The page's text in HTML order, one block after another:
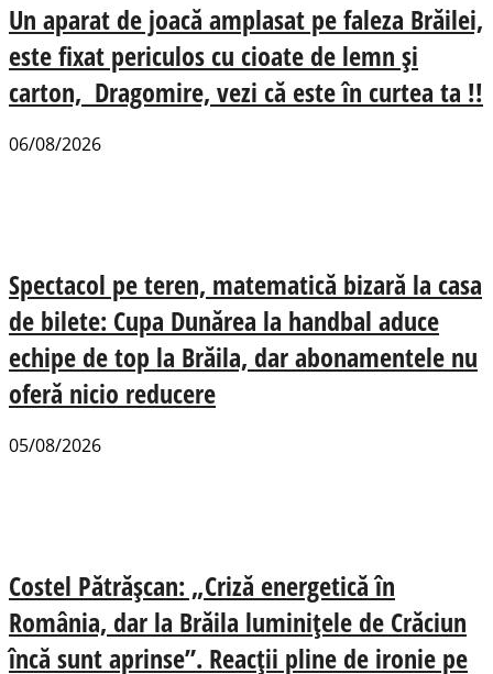
Un aparat de joacă amplasat pe faleza Brăilei,
este fixat periculos cu cioate de lemn și
carton, Dragomire, vezi că este în curtea ta !!
06/08/2026
Spectacol pe teren, matematică bizară la casa
de bilete: Cupa Dunărea la handbal aduce
echipe de top la Brăila, dar abonamentele nu
oferă nicio reducere
05/08/2026
Costel Pătrășcan: „Criză energetică în
România, dar la Brăila luminițele de Crăciun
încă sunt aprinse”. Reacții pline de ironie pe